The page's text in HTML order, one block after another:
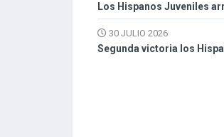
Los Hispanos Juveniles
30 JULIO 2026
Segunda victoria los